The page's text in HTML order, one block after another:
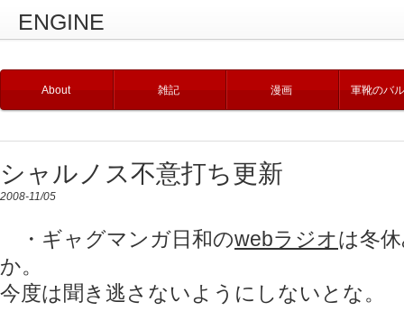
ENGINE
About 雑記 漫画 軍靴のバ
シャルノス不意打ち更新
2008-11/05
・ギャグマンガ日和のwebラジオは冬
か。
今度は聞き逃さないようにしないとな。